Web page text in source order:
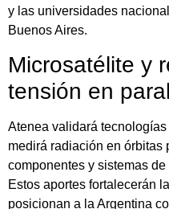
y las universidades
Buenos Aires.
Microsatélite y
tensión en
Atenea validará
medirá radiación en órbitas
componentes y sistemas
Estos aportes fortalecerán
posicionan a la Argentina